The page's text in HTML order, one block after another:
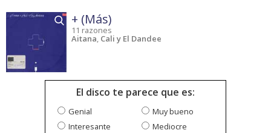
+ (Más)
11 razones
Aitana, Cali y El Dandee
El disco te parece que es:
Genial
Muy bueno
Interesante
Mediocre